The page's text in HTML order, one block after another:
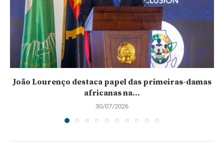
João Lourenço destaca papel das primeiras-damas
africanas na...
30/07/2026